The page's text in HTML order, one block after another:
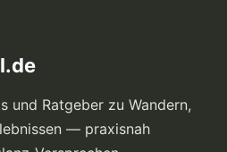
und Ratgeber zu Wandern,
— praxisnah